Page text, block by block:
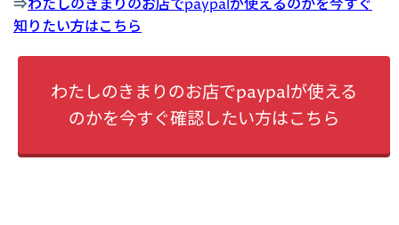
⇒わたしのきまりのお店でpaypalが使えるのかを今すぐ
知りたい方はこちら
わたしのきまりのお店でpaypalが使える
のかを今すぐ確認したい方はこちら